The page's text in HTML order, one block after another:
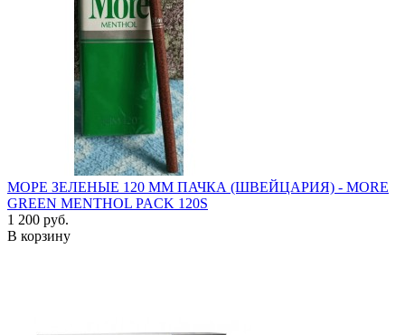
МОРЕ ЗЕЛЕНЫЕ 120 ММ ПАЧКА (ШВЕЙЦАРИЯ) - MORE
GREEN MENTHOL PACK 120S
1 200 руб.
В корзину